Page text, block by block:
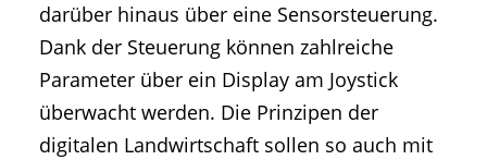
darüber hinaus über eine Sensorsteuerung.
Dank der Steuerung können zahlreiche
Parameter über ein Display am Joystick
überwacht werden. Die Prinzipen der
digitalen Landwirtschaft sollen so auch mit